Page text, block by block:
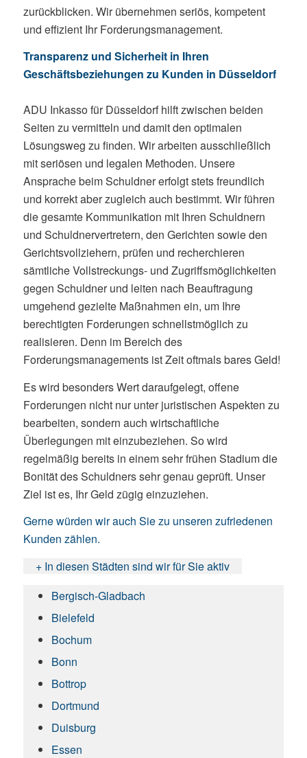
zurückblicken. Wir übernehmen seriös, kompetent
und effizient Ihr Forderungsmanagement.
Transparenz und Sicherheit in Ihren
Geschäftsbeziehungen zu Kunden in Düsseldorf
ADU Inkasso für Düsseldorf hilft zwischen beiden
Seiten zu vermitteln und damit den optimalen
Lösungsweg zu finden. Wir arbeiten ausschließlich
mit seriösen und legalen Methoden. Unsere
Ansprache beim Schuldner erfolgt stets freundlich
und korrekt aber zugleich auch bestimmt. Wir führen
die gesamte Kommunikation mit Ihren Schuldnern
und Schuldnervertretern, den Gerichten sowie den
Gerichtsvollziehern, prüfen und recherchieren
sämtliche Vollstreckungs- und Zugriffsmöglichkeiten
gegen Schuldner und leiten nach Beauftragung
umgehend gezielte Maßnahmen ein, um Ihre
berechtigten Forderungen schnellstmöglich zu
realisieren. Denn im Bereich des
Forderungsmanagements ist Zeit oftmals bares Geld!
Es wird besonders Wert daraufgelegt, offene
Forderungen nicht nur unter juristischen Aspekten zu
bearbeiten, sondern auch wirtschaftliche
Überlegungen mit einzubeziehen. So wird
regelmäßig bereits in einem sehr frühen Stadium die
Bonität des Schuldners sehr genau geprüft. Unser
Ziel ist es, Ihr Geld zügig einzuziehen.
Gerne würden wir auch Sie zu unseren zufriedenen
Kunden zählen.
+ In diesen Städten sind wir für Sie aktiv
Bergisch-Gladbach
Bielefeld
Bochum
Bonn
Bottrop
Dortmund
Duisburg
Essen